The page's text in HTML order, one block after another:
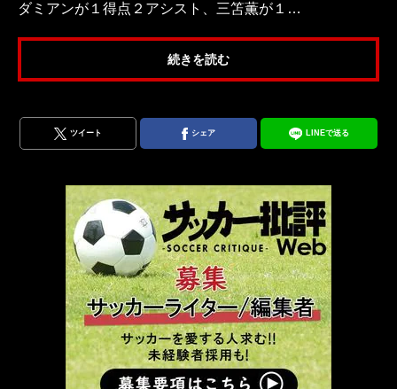
ダミアンが１得点２アシスト、三笘薫が１…
続きを読む
ツイート シェア LINEで送る